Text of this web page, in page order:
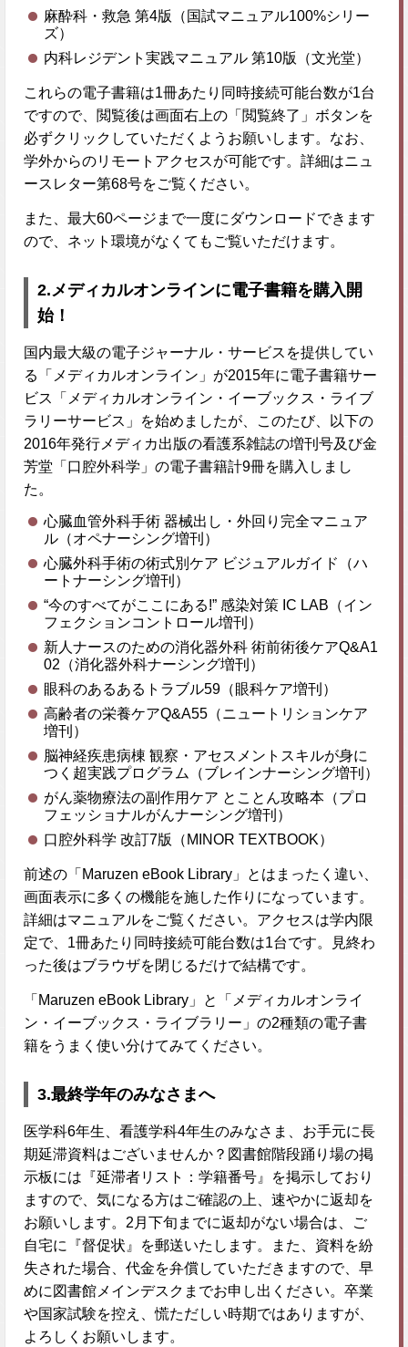
麻酔科・救急 第4版（国試マニュアル100%シリー
ズ）
内科レジデント実践マニュアル 第10版（文光堂）
これらの電子書籍は1冊あたり同時接続可能台数が1台
ですので、閲覧後は画面右上の「閲覧終了」ボタンを
必ずクリックしていただくようお願いします。なお、
学外からのリモートアクセスが可能です。詳細はニュ
ースレター第68号をご覧ください。
また、最大60ページまで一度にダウンロードできます
ので、ネット環境がなくてもご覧いただけます。
2.メディカルオンラインに電子書籍を購入開
始！
国内最大級の電子ジャーナル・サービスを提供してい
る「メディカルオンライン」が2015年に電子書籍サー
ビス「メディカルオンライン・イーブックス・ライブ
ラリーサービス」を始めましたが、このたび、以下の
2016年発行メディカ出版の看護系雑誌の増刊号及び金
芳堂「口腔外科学」の電子書籍計9冊を購入しまし
た。
心臓血管外科手術 器械出し・外回り完全マニュア
ル（オペナーシング増刊）
心臓外科手術の術式別ケア ビジュアルガイド（ハ
ートナーシング増刊）
“今のすべてがここにある!” 感染対策 IC LAB（イン
フェクションコントロール増刊）
新人ナースのための消化器外科 術前術後ケアQ&A1
02（消化器外科ナーシング増刊）
眼科のあるあるトラブル59（眼科ケア増刊）
高齢者の栄養ケアQ&A55（ニュートリションケア
増刊）
脳神経疾患病棟 観察・アセスメントスキルが身に
つく超実践プログラム（ブレインナーシング増刊）
がん薬物療法の副作用ケア とことん攻略本（プロ
フェッショナルがんナーシング増刊）
口腔外科学 改訂7版（MINOR TEXTBOOK）
前述の「Maruzen eBook Library」とはまったく違い、
画面表示に多くの機能を施した作りになっています。
詳細はマニュアルをご覧ください。アクセスは学内限
定で、1冊あたり同時接続可能台数は1台です。見終わ
った後はブラウザを閉じるだけで結構です。
「Maruzen eBook Library」と「メディカルオンライ
ン・イーブックス・ライブラリー」の2種類の電子書
籍をうまく使い分けてみてください。
3.最終学年のみなさまへ
医学科6年生、看護学科4年生のみなさま、お手元に長
期延滞資料はございませんか？図書館階段踊り場の掲
示板には『延滞者リスト：学籍番号』を掲示しており
ますので、気になる方はご確認の上、速やかに返却を
お願いします。2月下旬までに返却がない場合は、ご
自宅に『督促状』を郵送いたします。また、資料を紛
失された場合、代金を弁償していただきますので、早
めに図書館メインデスクまでお申し出ください。卒業
や国家試験を控え、慌ただしい時期ではありますが、
よろしくお願いします。